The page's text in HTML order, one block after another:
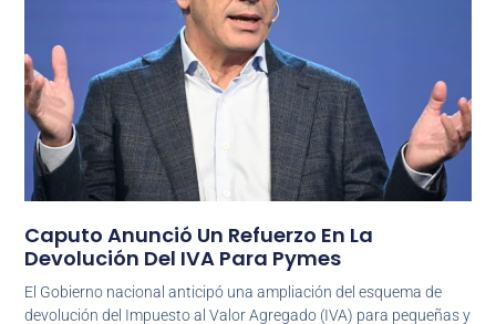
Caputo Anunció Un Refuerzo En La
Devolución Del IVA Para Pymes
El Gobierno nacional anticipó una ampliación del esquema de
devolución del Impuesto al Valor Agregado (IVA) para pequeñas y